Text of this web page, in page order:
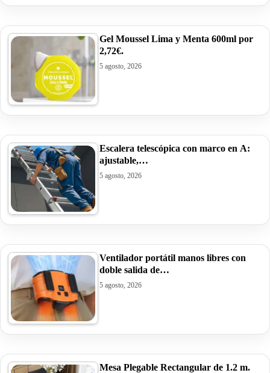
Gel Moussel Lima y Menta 600ml por
2,72€.
5 agosto, 2026
Escalera telescópica con marco en A:
ajustable,…
5 agosto, 2026
Ventilador portátil manos libres con
doble salida de…
5 agosto, 2026
Mesa Plegable Rectangular de 1.2 m.